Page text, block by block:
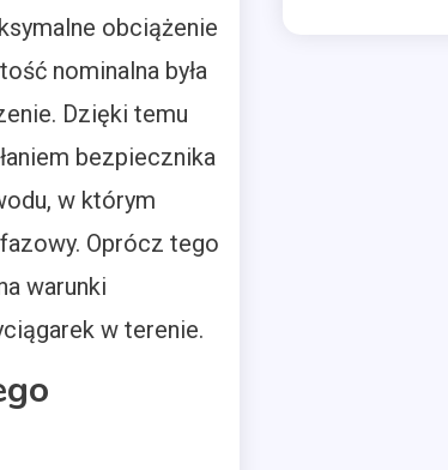
obciążenie
nominalna była
Dzięki temu
bezpiecznika
w którym
Oprócz tego
warunki
w terenie.